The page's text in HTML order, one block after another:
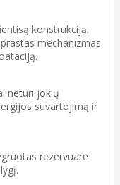
konstrukciją.
mechanizmas
neturi jokių
suvartojimą ir
rezervuare